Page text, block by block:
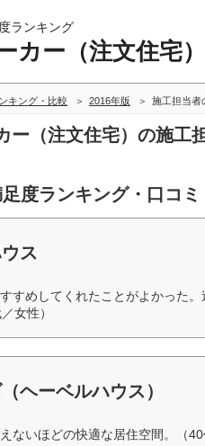
ランキング
カー（注文住宅）
キング・比較 2016年版 施工担当者
ー（注文住宅）の施工
度ランキング・口コミ
ス
すめしてくれたことがよかった
女性）
ヘーベルハウス）
ないほどの快適な居住空間。（40